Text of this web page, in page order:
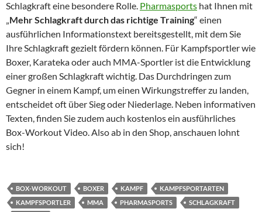
Schlagkraft eine besondere Rolle. Pharmasports hat Ihnen mit
„Mehr Schlagkraft durch das richtige Training“ einen
ausführlichen Informationstext bereitsgestellt, mit dem Sie
Ihre Schlagkraft gezielt fördern können. Für Kampfsportler wie
Boxer, Karateka oder auch MMA-Sportler ist die Entwicklung
einer großen Schlagkraft wichtig. Das Durchdringen zum
Gegner in einem Kampf, um einen Wirkungstreffer zu landen,
entscheidet oft über Sieg oder Niederlage. Neben informativen
Texten, finden Sie zudem auch kostenlos ein ausführliches
Box-Workout Video. Also ab in den Shop, anschauen lohnt
sich!
BOX-WORKOUT BOXER KAMPF
KAMPFSPORTARTEN
KAMPFSPORTLER
MMA PHARMASPORTS
SCHLAGKRAFT